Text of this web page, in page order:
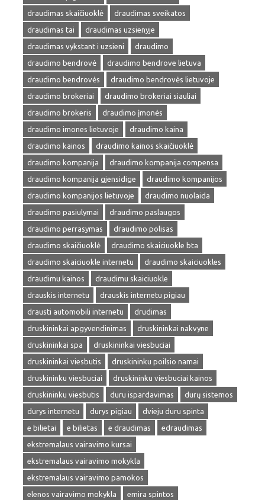
draudimas skaičiuoklė
draudimas sveikatos
draudimas tai
draudimas uzsienyje
draudimas vykstant i uzsieni
draudimo
draudimo bendrovė
draudimo bendrove lietuva
draudimo bendrovės
draudimo bendrovės lietuvoje
draudimo brokeriai
draudimo brokeriai siauliai
draudimo brokeris
draudimo įmonės
draudimo imones lietuvoje
draudimo kaina
draudimo kainos
draudimo kainos skaičiuoklė
draudimo kompanija
draudimo kompanija compensa
draudimo kompanija gjensidige
draudimo kompanijos
draudimo kompanijos lietuvoje
draudimo nuolaida
draudimo pasiulymai
draudimo paslaugos
draudimo perrasymas
draudimo polisas
draudimo skaičiuoklė
draudimo skaiciuokle bta
draudimo skaiciuokle internetu
draudimo skaiciuokles
draudimu kainos
draudimu skaiciuokle
drauskis internetu
drauskis internetu pigiau
drausti automobili internetu
drudimas
druskininkai apgyvendinimas
druskininkai nakvyne
druskininkai spa
druskininkai viesbuciai
druskininkai viesbutis
druskininku poilsio namai
druskininku viesbuciai
druskininku viesbuciai kainos
druskininku viesbutis
duru ispardavimas
durų sistemos
durys internetu
durys pigiau
dvieju duru spinta
e bilietai
e bilietas e draudimas
edraudimas
ekstremalaus vairavimo kursai
ekstremalaus vairavimo mokykla
ekstremalaus vairavimo pamokos
elenos vairavimo mokykla
emira spintos